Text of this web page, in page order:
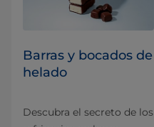
Barras y bocados de
helado
Descubra el secreto de los